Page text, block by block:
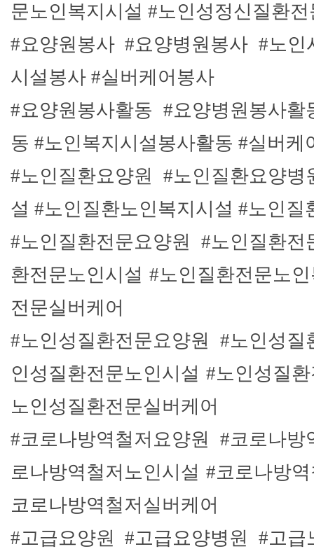
문노인복지시설 #노인성정신질환
#요양원봉사 #요양병원봉사 #노인
시설봉사 #실버케어봉사
#요양원봉사활동 #요양병원봉사
동 #노인복지시설봉사활동 #실버케
#노인질환요양원 #노인질환요양
설 #노인질환노인복지시설 #노인질
#노인질환전문요양원 #노인질환
환전문노인시설 #노인질환전문노
전문실버케어
#노인성질환전문요양원 #노인성
인성질환전문노인시설 #노인성질
노인성질환전문실버케어
#코로나방역철저요양원 #코로나
로나방역철저노인시설 #코로나방
코로나방역철저실버케어
#고급요양원 #고급요양병원 #고급